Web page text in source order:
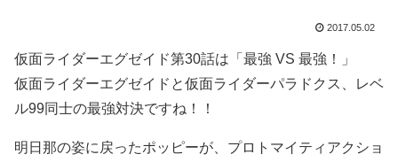
2017.05.02
仮面ライダーエグゼイド第30話は「最強 VS 最強！」
仮面ライダーエグゼイドと仮面ライダーパラドクス、レベ
ル99同士の最強対決ですね！！
明日那の姿に戻ったポッピーが、プロトマイティアクショ